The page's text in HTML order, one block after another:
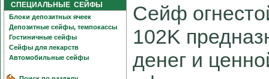
СПЕЦИАЛЬНЫЕ СЕЙФЫ
Блоки депозитных ячеек
Депозитные сейфы, темпокассы
Гостиничные сейфы
Сейфы для лекарств
Автомобильные сейфы
Сейф
102K
денег и